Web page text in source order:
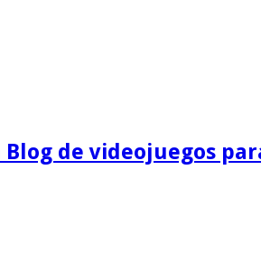
de videojuegos